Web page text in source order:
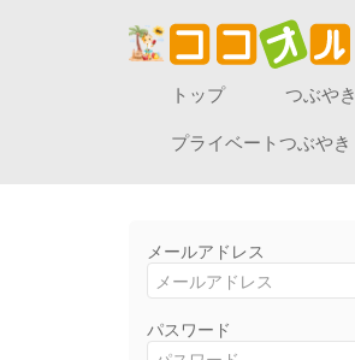
トップ つぶやき
プライベートつぶやき
メールアドレス
パスワード